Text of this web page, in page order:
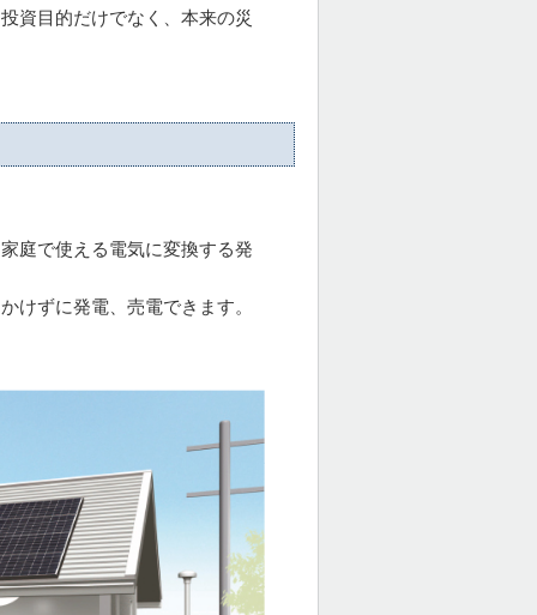
資目的だけでなく、本来の災
庭で使える電気に変換する発
けずに発電、売電できます。